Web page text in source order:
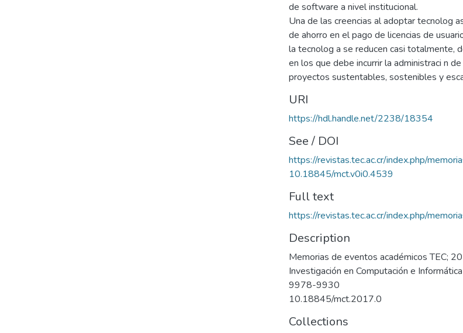
de software a nivel institucional.
Una de las creencias al adoptar tecnolog
de ahorro en el pago de licencias de
la tecnolog a se reducen casi totalmente,
en los que debe incurrir la administraci n
proyectos sustentables, sostenibles y
URI
https://hdl.handle.net/2238/18354
See / DOI
https://revistas.tec.ac.cr/index.php/
10.18845/mct.v0i0.4539
Full text
https://revistas.tec.ac.cr/index.php/
Description
Memorias de eventos académicos TEC;
Investigación en Computación e Informática
9978-9930
10.18845/mct.2017.0
Collections